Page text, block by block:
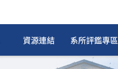
資源連結 系所評鑑專區